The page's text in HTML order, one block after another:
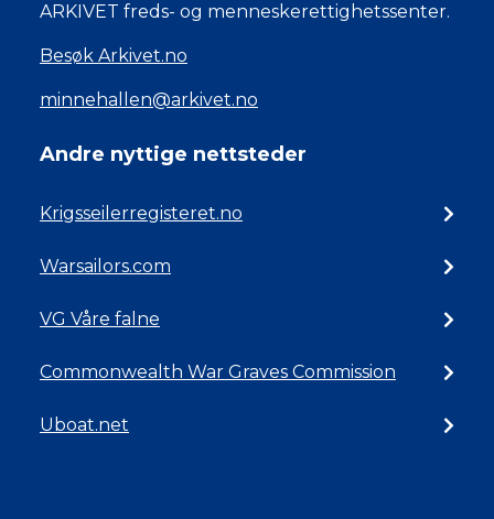
ARKIVET freds- og menneskerettighetssenter.
Besøk Arkivet.no
minnehallen@arkivet.no
Andre nyttige nettsteder
Krigsseilerregisteret.no
Warsailors.com
VG Våre falne
Commonwealth War Graves Commission
Uboat.net